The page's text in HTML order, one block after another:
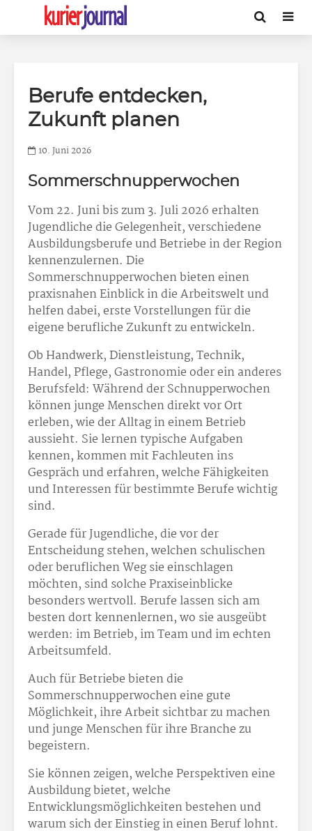
Berufe entdecken,
Zukunft planen
10. Juni 2026
Sommerschnupperwochen
Vom 22. Juni bis zum 3. Juli 2026 erhalten
Jugendliche die Gelegenheit, verschiedene
Ausbildungsberufe und Betriebe in der Region
kennenzulernen. Die
Sommerschnupperwochen bieten einen
praxisnahen Einblick in die Arbeitswelt und
helfen dabei, erste Vorstellungen für die
eigene berufliche Zukunft zu entwickeln.
Ob Handwerk, Dienstleistung, Technik,
Handel, Pflege, Gastronomie oder ein anderes
Berufsfeld: Während der Schnupperwochen
können junge Menschen direkt vor Ort
erleben, wie der Alltag in einem Betrieb
aussieht. Sie lernen typische Aufgaben
kennen, kommen mit Fachleuten ins
Gespräch und erfahren, welche Fähigkeiten
und Interessen für bestimmte Berufe wichtig
sind.
Gerade für Jugendliche, die vor der
Entscheidung stehen, welchen schulischen
oder beruflichen Weg sie einschlagen
möchten, sind solche Praxiseinblicke
besonders wertvoll. Berufe lassen sich am
besten dort kennenlernen, wo sie ausgeübt
werden: im Betrieb, im Team und im echten
Arbeitsumfeld.
Auch für Betriebe bieten die
Sommerschnupperwochen eine gute
Möglichkeit, ihre Arbeit sichtbar zu machen
und junge Menschen für ihre Branche zu
begeistern.
Sie können zeigen, welche Perspektiven eine
Ausbildung bietet, welche
Entwicklungsmöglichkeiten bestehen und
warum sich der Einstieg in einen Beruf lohnt.